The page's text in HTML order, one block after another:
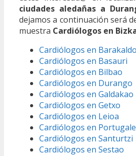
ciudades aledañas a
dejamos a continuación será
muestra Cardiólogos en
Cardiólogos en Barakaldo
Cardiólogos en Basauri
Cardiólogos en Bilbao
Cardiólogos en Durango
Cardiólogos en Galdakao
Cardiólogos en Getxo
Cardiólogos en Leioa
Cardiólogos en
Cardiólogos en Santurtzi
Cardiólogos en Sestao